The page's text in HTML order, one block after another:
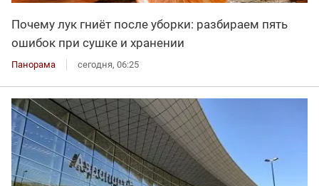
Почему лук гниёт после уборки: разбираем пять
ошибок при сушке и хранении
Панорама сегодня, 06:25